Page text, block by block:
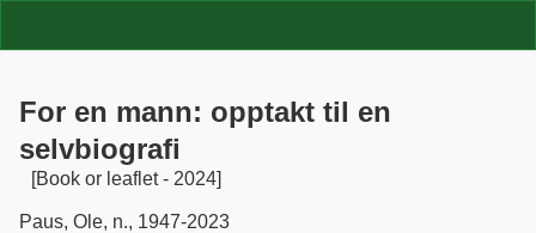
For en mann: opptakt til en
selvbiografi
[Book or leaflet - 2024]
Paus, Ole, n., 1947-2023